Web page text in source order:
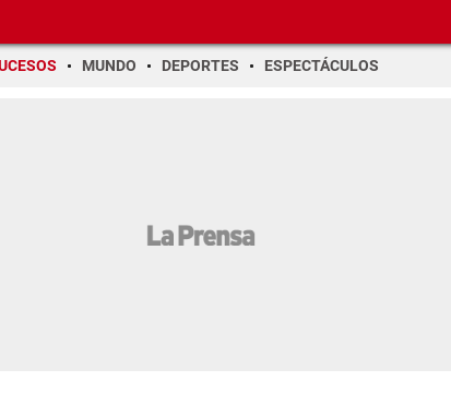
MUNDO DEPORTES ESPECTÁCULOS